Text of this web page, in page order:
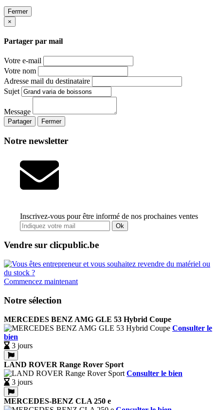
Fermer
×
Partager par mail
Votre e-mail
Votre nom
Adresse mail du destinataire
Sujet
Message
Partager Fermer
Notre newsletter
Inscrivez-vous pour être informé de nos prochaines ventes
Ok
Vendre sur clicpublic.be
Commencez maintenant
Notre sélection
MERCEDES BENZ AMG GLE 53 Hybrid Coupe
Consulter le
bien
3 jours
LAND ROVER Range Rover Sport
Consulter le bien
3 jours
MERCEDES-BENZ CLA 250 e